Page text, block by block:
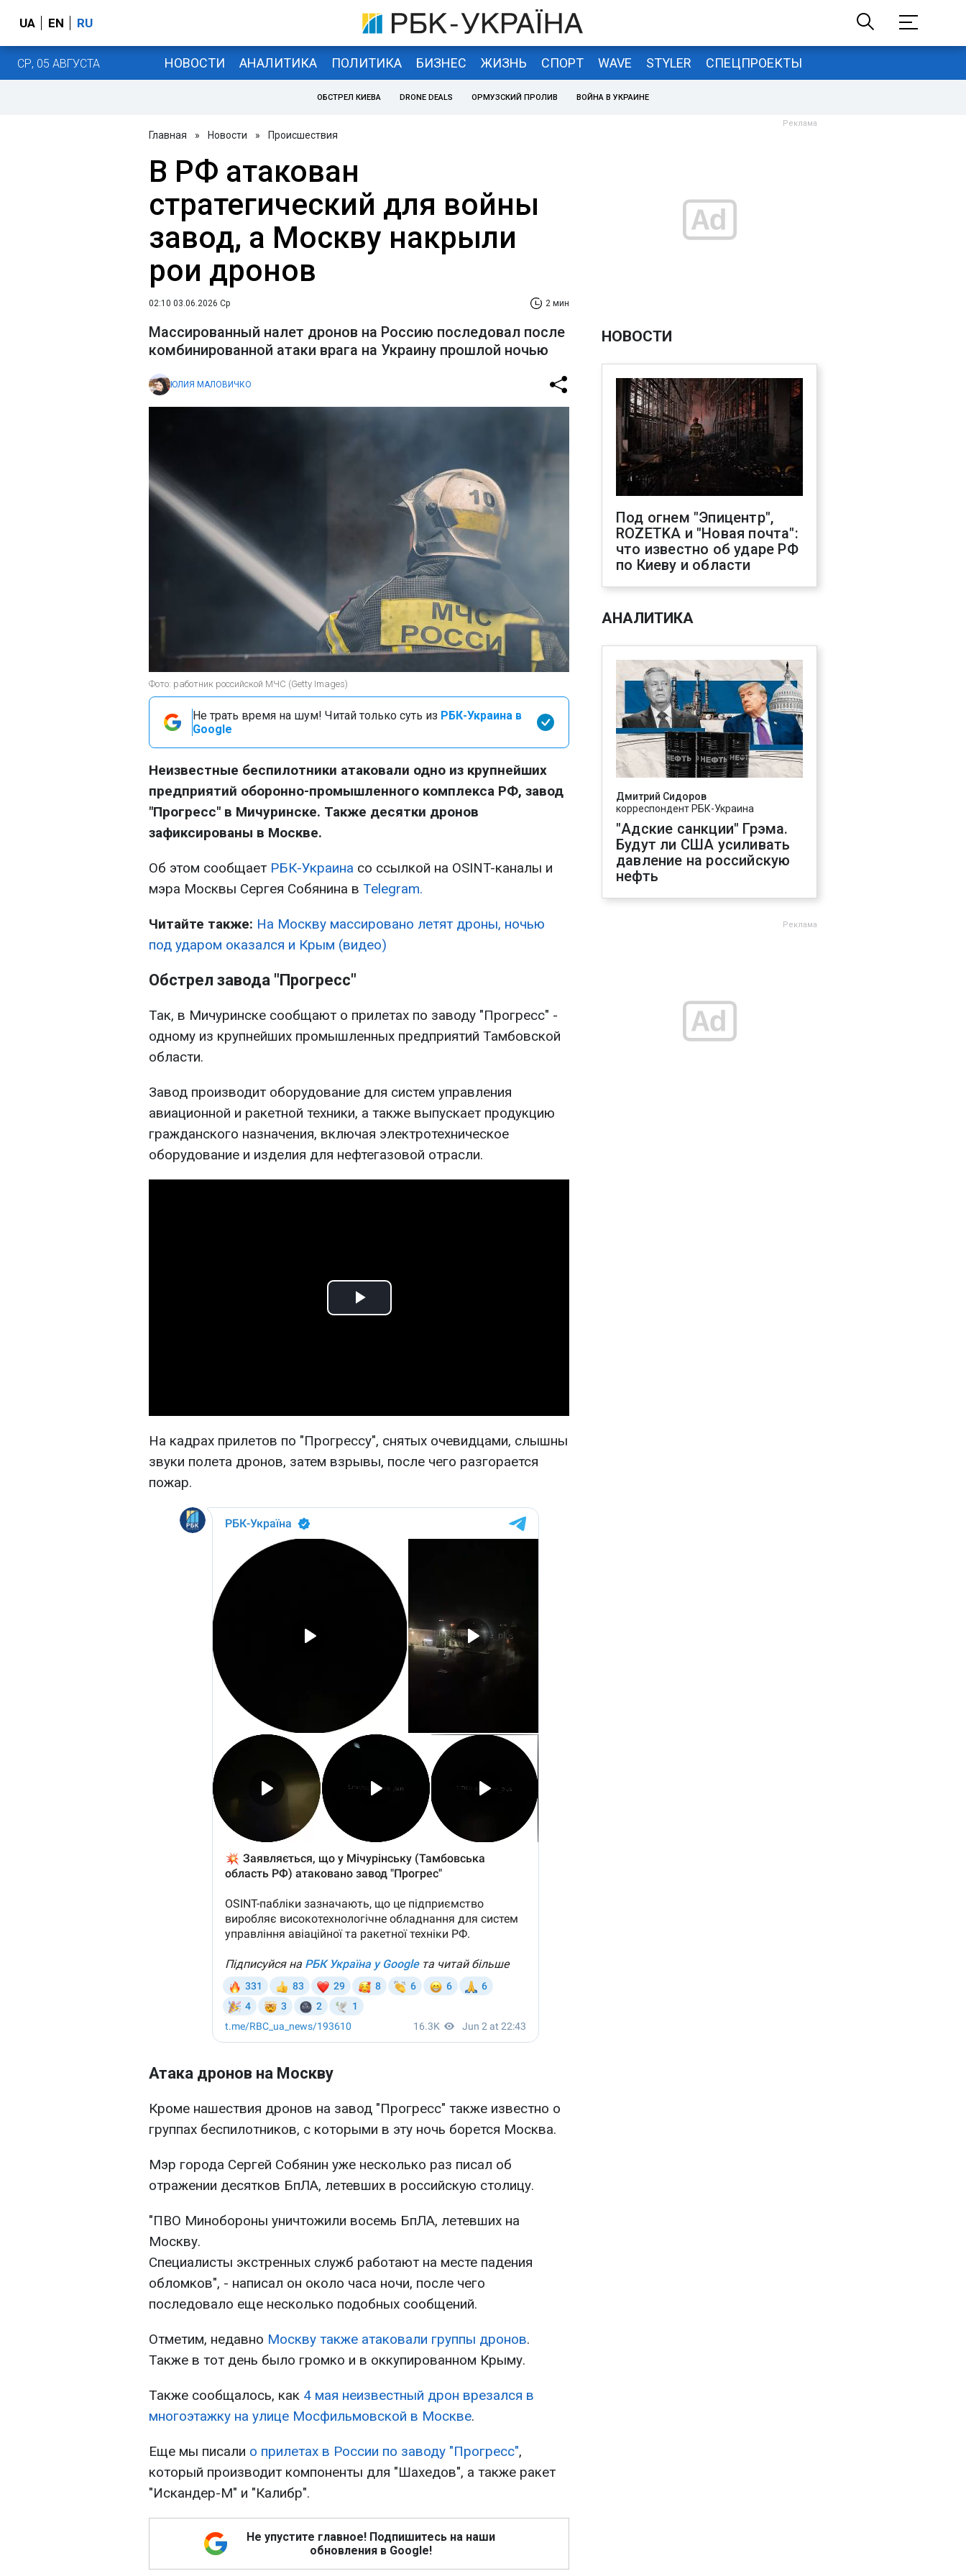
UA EN RU
СР, 05 АВГУСТА НОВОСТИ АНАЛИТИКА ПОЛИТИКА БИЗНЕС ЖИЗНЬ СПОРТ WAVE STYLER СПЕЦПРОЕКТЫ
ОБСТРЕЛ КИЕВА DRONE DEALS ОРМУЗСКИЙ ПРОЛИВ ВОЙНА В УКРАИНЕ
Главная » Новости » Происшествия
В РФ атакован
стратегический для войны
завод, а Москву накрыли
рои дронов
02:10 03.06.2026 Ср 2 мин
Массированный налет дронов на Россию последовал после
комбинированной атаки врага на Украину прошлой ночью
ЮЛИЯ МАЛОВИЧКО
Фото: работник российской МЧС (Getty Images)
Не трать время на шум! Читай только суть из РБК-Украина в
Google
Неизвестные беспилотники атаковали одно из крупнейших
предприятий оборонно-промышленного комплекса РФ, завод
"Прогресс" в Мичуринске. Также десятки дронов
зафиксированы в Москве.
Об этом сообщает РБК-Украина со ссылкой на OSINT-каналы и
мэра Москвы Сергея Собянина в Telegram.
Читайте также: На Москву массировано летят дроны, ночью
под ударом оказался и Крым (видео)
Обстрел завода "Прогресс"
Так, в Мичуринске сообщают о прилетах по заводу "Прогресс" -
одному из крупнейших промышленных предприятий Тамбовской
области.
Завод производит оборудование для систем управления
авиационной и ракетной техники, а также выпускает продукцию
гражданского назначения, включая электротехническое
оборудование и изделия для нефтегазовой отрасли.
Play
На кадрах прилетов по "Прогрессу", снятых очевидцами, слышны
звуки полета дронов, затем взрывы, после чего разгорается
пожар.
Атака дронов на Москву
Кроме нашествия дронов на завод "Прогресс" также известно о
группах беспилотников, с которыми в эту ночь борется Москва.
Мэр города Сергей Собянин уже несколько раз писал об
отражении десятков БпЛА, летевших в российскую столицу.
"ПВО Минобороны уничтожили восемь БпЛА, летевших на
Москву.
Специалисты экстренных служб работают на месте падения
обломков", - написал он около часа ночи, после чего
последовало еще несколько подобных сообщений.
Отметим, недавно Москву также атаковали группы дронов.
Также в тот день было громко и в оккупированном Крыму.
Также сообщалось, как 4 мая неизвестный дрон врезался в
многоэтажку на улице Мосфильмовской в Москве.
Еще мы писали о прилетах в России по заводу "Прогресс",
который производит компоненты для "Шахедов", а также ракет
"Искандер-М" и "Калибр".
Не упустите главное! Подпишитесь на наши
обновления в Google!
НОВОСТИ
Под огнем "Эпицентр",
ROZETKA и "Новая почта":
что известно об ударе РФ
по Киеву и области
АНАЛИТИКА
Дмитрий Сидоров
корреспондент РБК-Украина
"Адские санкции" Грэма.
Будут ли США усиливать
давление на российскую
нефть